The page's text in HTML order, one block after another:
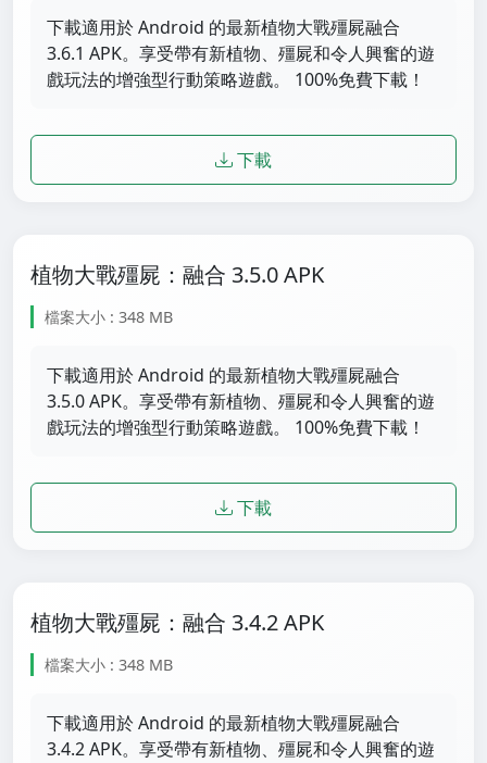
下載適用於 Android 的最新植物大戰殭屍融合
3.6.1 APK。享受帶有新植物、殭屍和令人興奮的遊
戲玩法的增強型行動策略遊戲。 100%免費下載！
下載
植物大戰殭屍：融合 3.5.0 APK
檔案大小 : 348 MB
下載適用於 Android 的最新植物大戰殭屍融合
3.5.0 APK。享受帶有新植物、殭屍和令人興奮的遊
戲玩法的增強型行動策略遊戲。 100%免費下載！
下載
植物大戰殭屍：融合 3.4.2 APK
檔案大小 : 348 MB
下載適用於 Android 的最新植物大戰殭屍融合
3.4.2 APK。享受帶有新植物、殭屍和令人興奮的遊